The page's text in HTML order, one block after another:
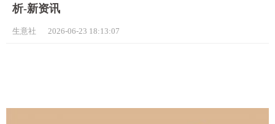
析-新资讯
生意社 2026-06-23 18:13:07